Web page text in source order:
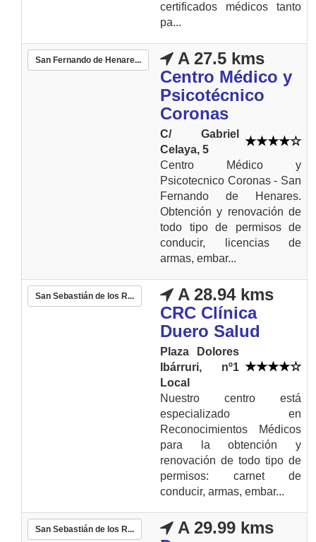
certificados médicos tanto
pa...
San Fernando de Henare...
A 27.5 kms
Centro Médico y
Psicotécnico
Coronas
C/ Gabriel
Celaya, 5
Centro Médico y
Psicotecnico Coronas - San
Fernando de Henares.
Obtención y renovación de
todo tipo de permisos de
conducir, licencias de
armas, embar...
San Sebastián de los R...
A 28.94 kms
CRC Clínica
Duero Salud
Plaza Dolores
Ibárruri, nº1
Local
Nuestro centro está
especializado en
Reconocimientos Médicos
para la obtención y
renovación de todo tipo de
permisos: carnet de
conducir, armas, embar...
San Sebastián de los R...
A 29.99 kms